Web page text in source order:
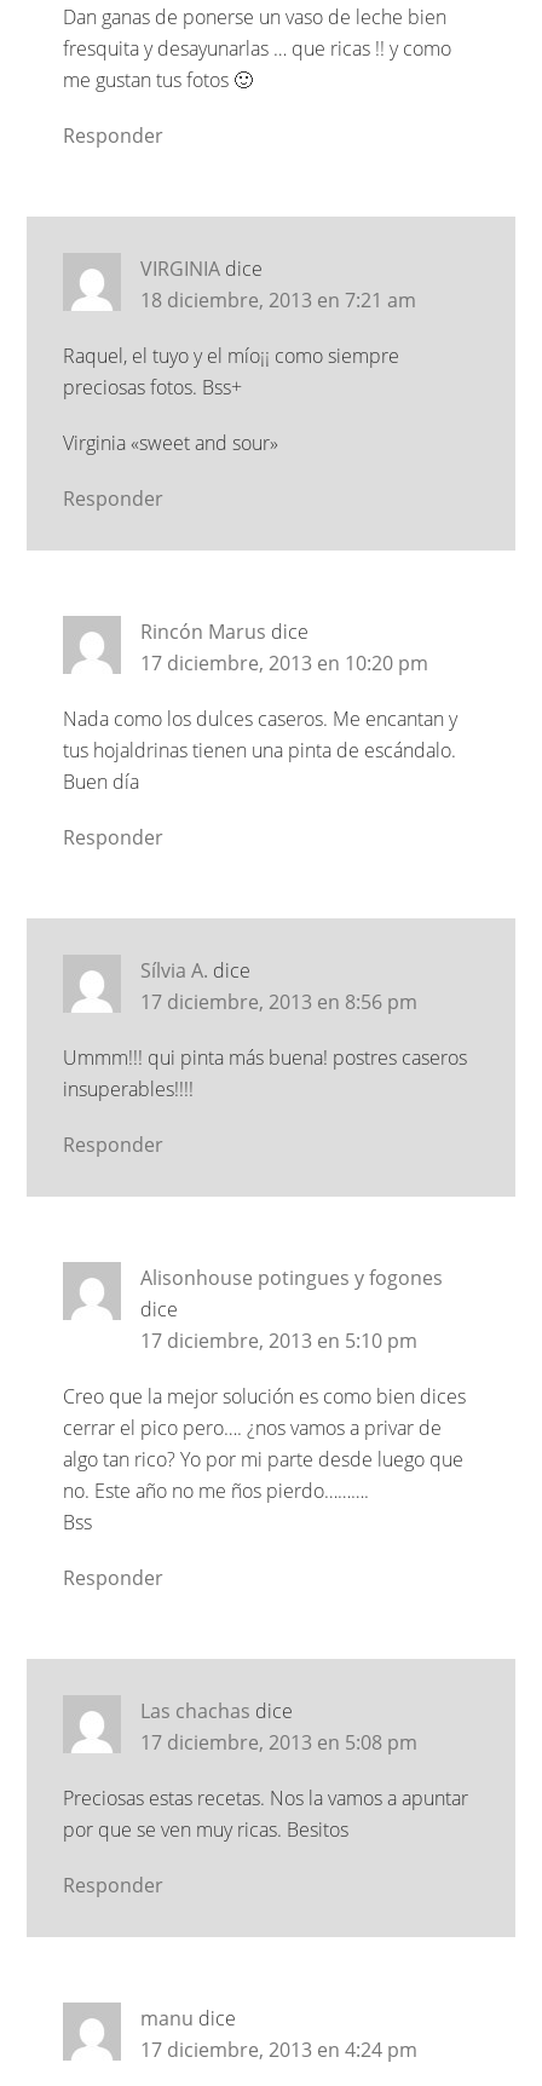
Dan ganas de ponerse un vaso de leche bien
fresquita y desayunarlas … que ricas !! y como
me gustan tus fotos 🙂
Responder
VIRGINIA dice
18 diciembre, 2013 en 7:21 am
Raquel, el tuyo y el mío¡¡ como siempre
preciosas fotos. Bss+
Virginia «sweet and sour»
Responder
Rincón Marus dice
17 diciembre, 2013 en 10:20 pm
Nada como los dulces caseros. Me encantan y
tus hojaldrinas tienen una pinta de escándalo.
Buen día
Responder
Sílvia A. dice
17 diciembre, 2013 en 8:56 pm
Ummm!!! qui pinta más buena! postres caseros
insuperables!!!!
Responder
Alisonhouse potingues y fogones
dice
17 diciembre, 2013 en 5:10 pm
Creo que la mejor solución es como bien dices
cerrar el pico pero…. ¿nos vamos a privar de
algo tan rico? Yo por mi parte desde luego que
no. Este año no me ños pierdo……….
Bss
Responder
Las chachas dice
17 diciembre, 2013 en 5:08 pm
Preciosas estas recetas. Nos la vamos a apuntar
por que se ven muy ricas. Besitos
Responder
manu dice
17 diciembre, 2013 en 4:24 pm